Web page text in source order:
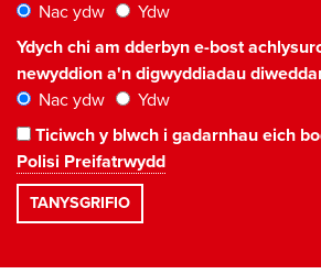
Nac ydw
Ydw
Ydych chi am dderbyn e-bost
newyddion a'n digwyddiadau
Nac ydw
Ydw
Ticiwch y blwch i gadarnhau eich
Polisi Preifatrwydd